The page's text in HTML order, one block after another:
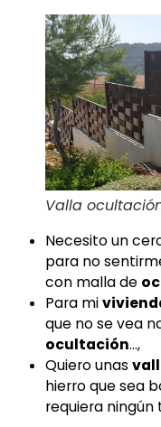
Valla
Necesito un
para no
con malla de
Para mi
que no se vea
ocultación…,
Quiero unas
hierro que sea
requiera